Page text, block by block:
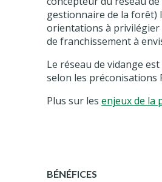
gestionnaire de la forêt)
orientations à privilégier
de franchissement à
Le réseau de vidange
selon les préconisations
Plus sur lesenjeux de la
BÉNÉFICES